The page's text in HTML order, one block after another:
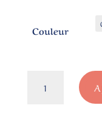
Couleur